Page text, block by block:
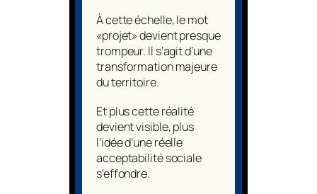
À cette échelle, le mot
«projet» devient presque
trompeur. Il s’agit d’une
transformation majeure
du territoire.
Et plus cette réalité
devient visible, plus
l’idée d’une réelle
acceptabilité sociale
s’effondre.